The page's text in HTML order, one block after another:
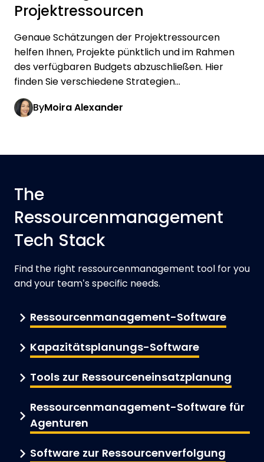
Projektressourcen
Genaue Schätzungen der Projektressourcen
helfen Ihnen, Projekte pünktlich und im Rahmen
des verfügbaren Budgets abzuschließen. Hier
finden Sie verschiedene Strategien...
ByMoira Alexander
The
Ressourcenmanagement
Tech Stack
Find the right ressourcenmanagement tool for you
and your team’s specific needs.
Ressourcenmanagement-Software
Kapazitätsplanungs-Software
Tools zur Ressourceneinsatzplanung
Ressourcenmanagement-Software für
Agenturen
Software zur Ressourcenverfolgung